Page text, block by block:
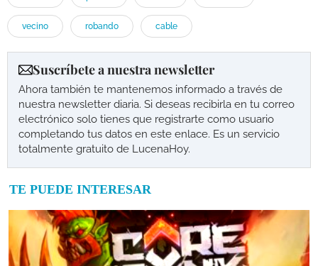
vecino robando cable
Suscríbete a nuestra newsletter
Ahora también te mantenemos informado a través de
nuestra newsletter diaria. Si deseas recibirla en tu correo
electrónico solo tienes que registrarte como usuario
completando tus datos en este enlace. Es un servicio
totalmente gratuito de LucenaHoy.
TE PUEDE INTERESAR